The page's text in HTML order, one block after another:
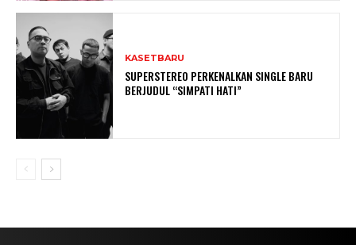
KASETBARU
SUPERSTEREO PERKENALKAN SINGLE BARU
BERJUDUL “SIMPATI HATI”